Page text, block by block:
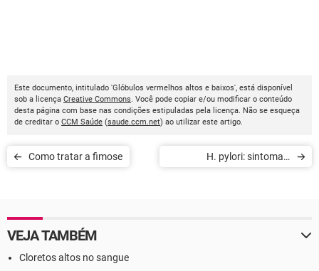
Este documento, intitulado 'Glóbulos vermelhos altos e baixos', está disponível
sob a licença Creative Commons. Você pode copiar e/ou modificar o conteúdo
desta página com base nas condições estipuladas pela licença. Não se esqueça
de creditar o CCM Saúde (saude.ccm.net) ao utilizar este artigo.
Como tratar a fimose
H. pylori: sintomas,
VEJA TAMBÉM
Cloretos altos no sangue